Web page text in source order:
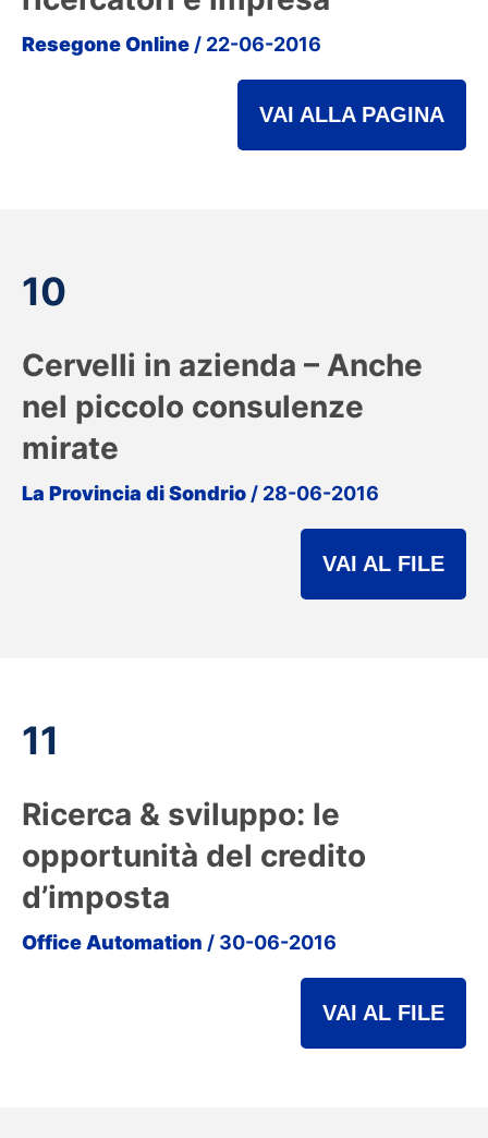
Resegone Online / 22-06-2016
VAI ALLA PAGINA
10
Cervelli in azienda – Anche
nel piccolo consulenze
mirate
La Provincia di Sondrio / 28-06-2016
VAI AL FILE
11
Ricerca & sviluppo: le
opportunità del credito
d’imposta
Office Automation / 30-06-2016
VAI AL FILE